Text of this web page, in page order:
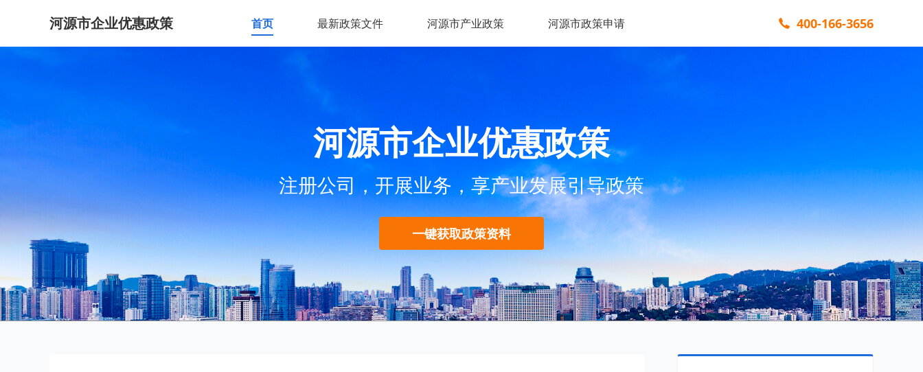
河源市企业优惠政策 首页 最新政策文件 河源市产业政策 河源市政策申请 400-166-3656
河源市企业优惠政策
注册公司，开展业务，享产业发展引导政策
一键获取政策资料